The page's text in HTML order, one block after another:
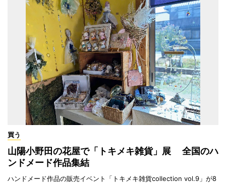
買う
山陽小野田の花屋で「トキメキ雑貨」展 全国のハ
ンドメード作品集結
ハンドメード作品の販売イベント「トキメキ雑貨collection vol.9」が8